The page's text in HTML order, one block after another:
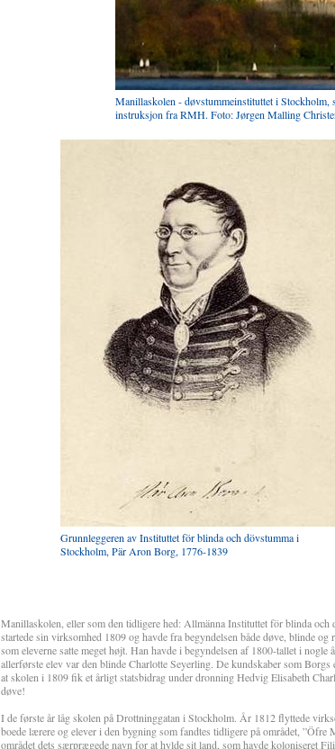
Manillaskolen - døvstummeinstituttet i Stockholm,
instruksjon fra RMH. Foto: Jørgen Malling
Grunnleggeren av Instituttet för blinda och dövstumma i
Stockholm, Pär Aron Borg, 1776-1839
Manillaskolen, eller som den tidligere hed: Allmänna Instituttet för blinda
startede sin virksomhed 1809 og havde fra begyndelsen både døve, blinde
som eleverne satte meget højt. Han havde i begyndelsen af 1800-tallet i
allerførste elev var den blinde Charlotte Seyerling. De kundskaber som
at skolen i 1809 fik et årligt statsbidrag under dronning Hedvig Elisabeth
døve!
I de første år låg skolen på Drottninggatan i Stockholm. År 1812 flyttede
boede lærere og elever i den bygning som fandtes tidligere på området,
området dets særprægede navn for at hylde sit land, som havde koloniseret